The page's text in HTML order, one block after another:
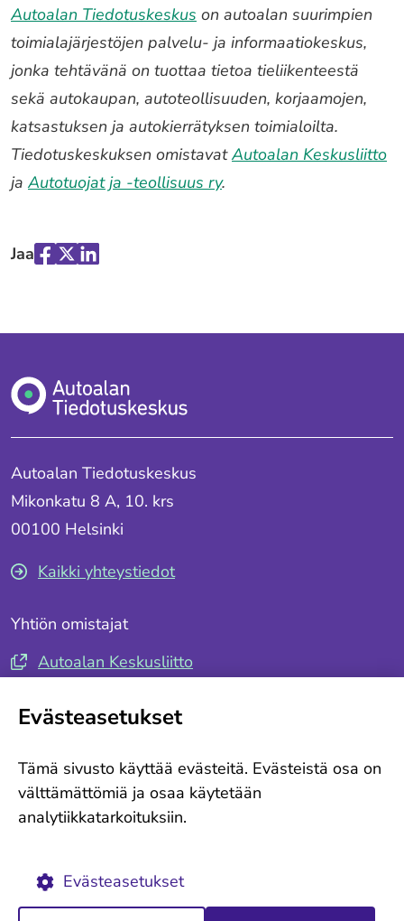
Autoalan Tiedotuskeskus on autoalan suurimpien
toimialajärjestöjen palvelu- ja informaatiokeskus,
jonka tehtävänä on tuottaa tietoa tieliikenteestä
sekä autokaupan, autoteollisuuden, korjaamojen,
katsastuksen ja autokierrätyksen toimialoilta.
Tiedotuskeskuksen omistavatAutoalan Keskusliitto
jaAutotuojat ja -teollisuus ry.
Jaa
"Facebook"
"X""LinkedIn"
Autoalan Tiedotuskeskus
Mikonkatu 8 A, 10. krs
00100 Helsinki
Kaikki yhteystiedot
Yhtiön omistajat
Autoalan Keskusliitto
Tilaa tiedotteemme
Evästekäytännöt
Evästeasetukset
Tämä sivusto käyttää evästeitä. Evästeistä osa on
välttämättömiä ja osaa käytetään
analytiikkatarkoituksiin.
Evästeasetukset